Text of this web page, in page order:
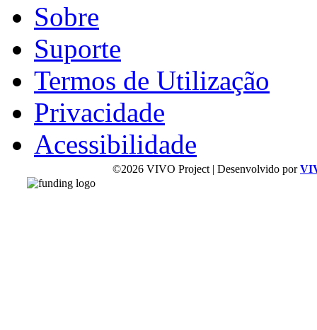
Sobre
Suporte
Termos de Utilização
Privacidade
Acessibilidade
©2026 VIVO Project | Desenvolvido por